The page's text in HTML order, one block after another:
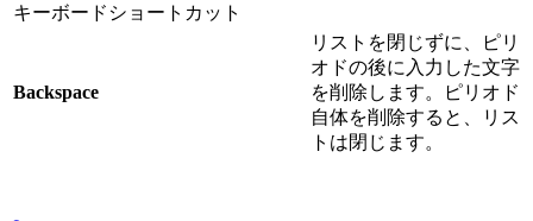
キーボードショートカット
Backspace
リストを閉じずに、ピリ
オドの後に入力した文字
を削除します。ピリオド
自体を削除すると、リス
トは閉じます。